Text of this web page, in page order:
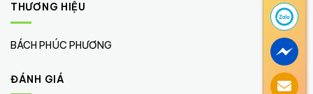
THƯƠNG HIỆU
BÁCH PHÚC PHƯƠNG (1)
ĐÁNH GIÁ